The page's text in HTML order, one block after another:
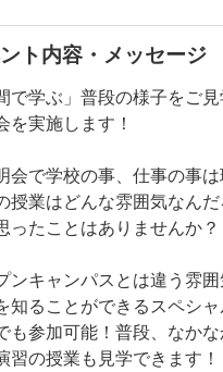
ト内容・メッセージ
で学ぶ」普段の様子をご
を実施します！
会で学校の事、仕事の事は
授業はどんな雰囲気なん
ったことはありませんか？
ンキャンパスとは違う雰
知ることができるスペシャ
も参加可能！普段、なか
習の授業も見学できます！